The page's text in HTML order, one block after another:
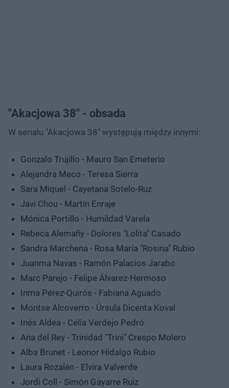
"Akacjowa 38" - obsada
W serialu "Akacjowa 38" występują między innymi:
Gonzalo Trujillo - Mauro San Emeterio
Alejandra Meco - Teresa Sierra
Sara Miquel - Cayetana Sotelo-Ruz
Javi Chou - Martín Enraje
Mónica Portillo - Humildad Varela
Rebeca Alemañy - Dolores "Lolita" Casado
Sandra Marchena - Rosa María "Rosina" Rubio
Juanma Navas - Ramón Palacios Jarabo
Marc Parejo - Felipe Álvarez-Hermoso
Inma Pérez-Quirós - Fabiana Aguado
Montse Alcoverro - Úrsula Dicenta Koval
Inés Aldea - Celia Verdejo Pedró
Ana del Rey - Trinidad "Trini" Crespo Molero
Alba Brunet - Leonor Hidalgo Rubio
Laura Rozalén - Elvira Valverde
Jordi Coll - Simón Gayarre Ruiz